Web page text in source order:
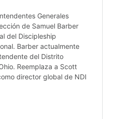
Generales
de Samuel Barber
del Discipleship
Barber actualmente
del Distrito
Reemplaza a Scott
director global de NDI